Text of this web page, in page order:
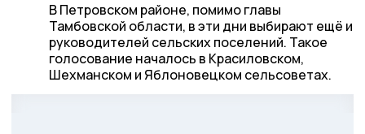
В Петровском районе, помимо главы
Тамбовской области, в эти дни выбирают ещё и
руководителей сельских поселений. Такое
голосование началось в Красиловском,
Шехманском и Яблоновецком сельсоветах.